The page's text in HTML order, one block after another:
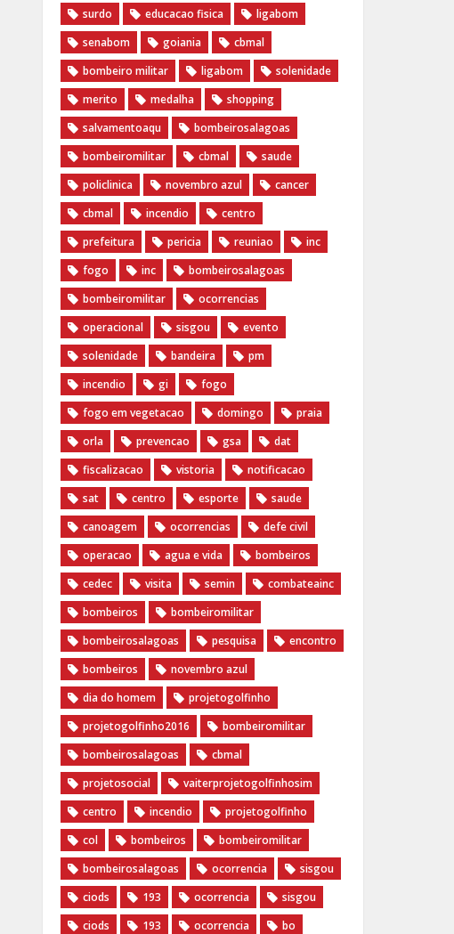
surdo
educacao fisica
ligabom
senabom
goiania
cbmal
bombeiro militar
ligabom
solenidade
merito
medalha
shopping
salvamentoaqu
bombeirosalagoas
bombeiromilitar
cbmal
saude
policlinica
novembro azul
cancer
cbmal
incendio
centro
prefeitura
pericia reuniao
inc
fogo
inc
bombeirosalagoas
bombeiromilitar
ocorrencias
operacional
sisgou
evento
solenidade
bandeira
pm
incendio
gi
fogo
fogo em vegetacao
domingo
praia
orla
prevencao gsa
dat
fiscalizacao
vistoria
notificacao
sat
centro esporte
saude
canoagem
ocorrencias
defe civil
operacao
agua e vida
bombeiros
cedec
visita semin
combateainc
bombeiros
bombeiromilitar
bombeirosalagoas
pesquisa
encontro
bombeiros
novembro azul
dia do homem
‪projetogolfinho‬
‎projetogolfinho2016
‎bombeiromilitar‬
‎bombeirosalagoas‬
‎cbmal‬
‎projetosocial‬‪
vaiterprojetogolfinhosim‬
centro
incendio
projetogolfinho
col
bombeiros
bombeiromilitar
bombeirosalagoas
ocorrencia
sisgou
ciods
193 ocorrencia
sisgou
ciods
193 ocorrencia
bo